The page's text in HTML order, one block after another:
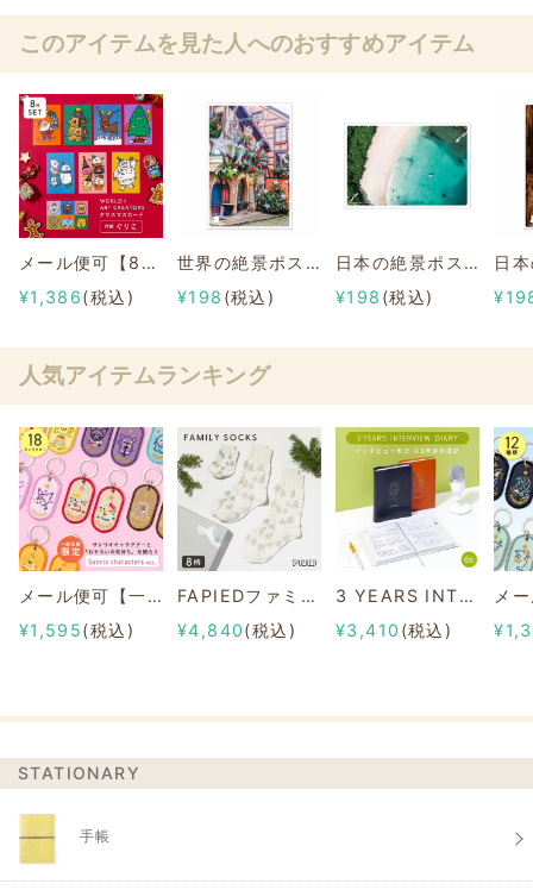
このアイテムを見た人へのおすすめアイテム
メール便可【8枚セット】クリスマスカード 作家「ぐりこ」 《WORLD1 ART CREATORS》
¥1,386(税込)
世界の絶景ポストカード~世界のクリスマス~ アルザス村のクリスマス/フランス
¥198 (税込)
日本の絶景ポストカード ～夏～ 宮古島ビーチ/沖縄
¥198 (税込)
人気アイテムランキング
メール便可【一部店舗限定】2/8b PAIR KEY RING Sanrio characters ver.
¥1,595(税込)
FAPIEDファミリーソックスセット 総柄
¥4,840(税込)
3 YEARS INTERVIEW DIARY
¥3,410 (税込)
STATIONARY
手帳